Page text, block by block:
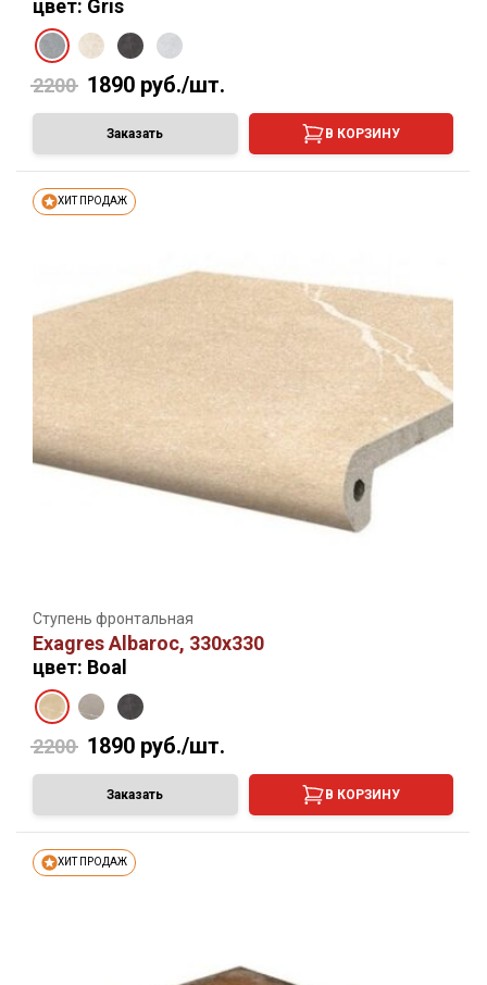
цвет: Gris
2200 1890 руб./шт.
Заказать В КОРЗИНУ
ХИТ ПРОДАЖ
Ступень фронтальная
Exagres Albaroc, 330х330
цвет: Boal
2200 1890 руб./шт.
Заказать В КОРЗИНУ
ХИТ ПРОДАЖ